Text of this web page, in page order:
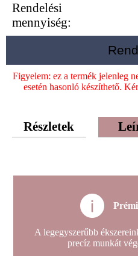
Rendelési
mennyiség:
Figyelem: ez a termék jelenleg
esetén hasonló készíthető.
Részletek
A legegyszerűbb
precíz munkát